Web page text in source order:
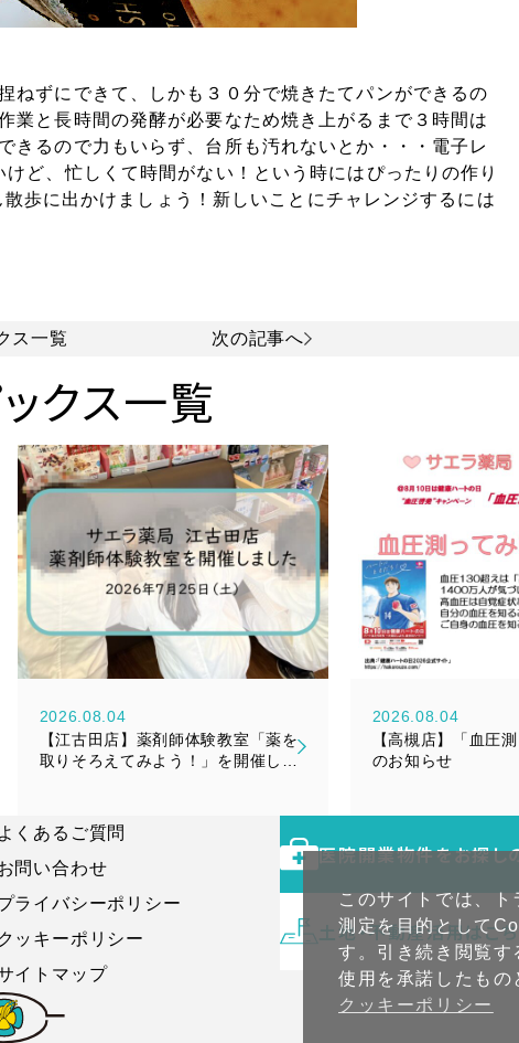
ねずにできて、しかも３０分で焼きたてパンができるの
業と長時間の発酵が必要なため焼き上がるまで３時間は
きるので力もいらず、台所も汚れないとか・・・電子レ
ど、忙しくて時間がない！という時にはぴったりの作り
に出かけましょう！新しいことにチャレンジするには
ス一覧 次の記事へ
クス一覧
2026.08.04
【江古田店】薬剤師体験教室「薬を
取りそろえてみよう！」を開催しま
2026.08.04
【高槻店】「血圧
のお知らせ
よくあるご質問
問い合わせ
ライバシーポリシー
クッキーポリシー
イトマップ
医院開業物件をお探し
土地・不動産活用はこ
このサイトでは、ト
測定を目的として
す。引き続き閲覧
使用を承諾したもの
クッキーポリシー